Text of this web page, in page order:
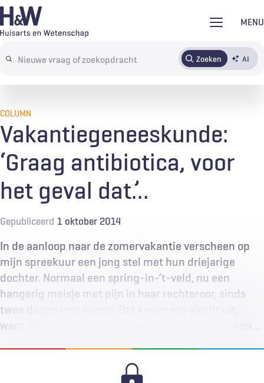
Overslaan
en
de
MENU
Search
terms
Zoeken AI
AbonnerenTijdschrift Inloggen
COLUMN
Vakantiegeneeskunde:
‘Graag antibiotica, voor
het geval dat…’
Gepubliceerd 1 oktober 2014
In de aanloop naar de zomervakantie verscheen op
mijn spreekuur een jong stel met hun driejarige
dochter. Normaal een spring-in-’t-veld, nu een
hangerig meisje met pijn in haar rechteroor, sinds
twee dagen met koorts. Dat kwam erg slecht uit,
want de volgende dag zouden ze beginnen aan een…